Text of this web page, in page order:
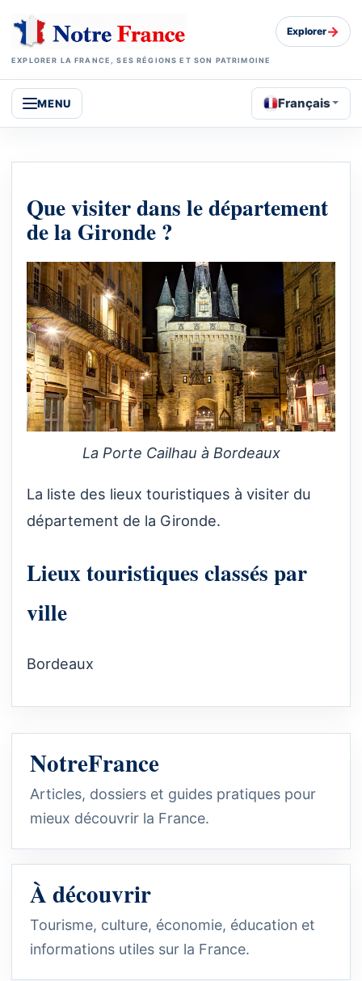
EXPLORER LA FRANCE, SES RÉGIONS ET SON PATRIMOINE
Explorer→
MENU Français
Que visiter dans le département
de la Gironde ?
La Porte Cailhau à Bordeaux
La liste des lieux touristiques à visiter du
département de la Gironde.
Lieux touristiques classés par
ville
Bordeaux
NotreFrance
Articles, dossiers et guides pratiques pour
mieux découvrir la France.
À découvrir
Tourisme, culture, économie, éducation et
informations utiles sur la France.